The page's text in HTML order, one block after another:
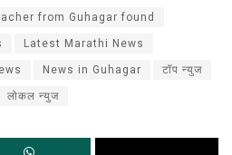
from Guhagar found
Latest Marathi News
News in Guhagar टॉप न्युज
लोकल न्युज